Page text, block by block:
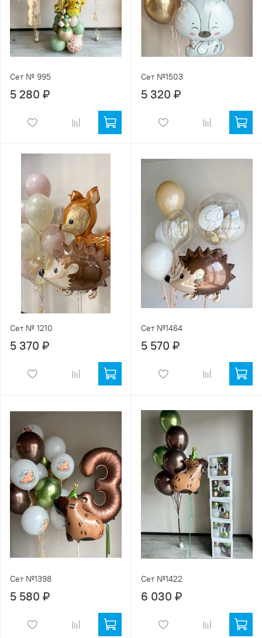
Сет № 995
5 280 ₽
Сет №1503
5 320 ₽
Сет № 1210
5 370 ₽
Сет №1464
5 570 ₽
Сет №1398
5 580 ₽
Сет №1422
6 030 ₽